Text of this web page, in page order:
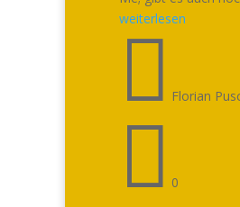
weiterlesen
 Florian
 0